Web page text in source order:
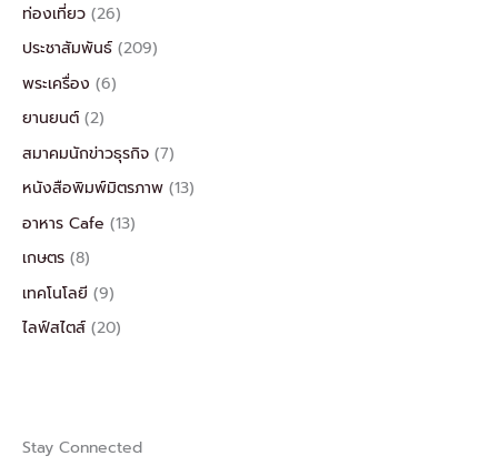
ท่องเที่ยว (26)
ประชาสัมพันธ์ (209)
พระเครื่อง (6)
ยานยนต์ (2)
สมาคมนักข่าวธุรกิจ (7)
หนังสือพิมพ์มิตรภาพ (13)
อาหาร Cafe (13)
เกษตร (8)
เทคโนโลยี (9)
ไลฟ์สไตส์ (20)
Stay Connected